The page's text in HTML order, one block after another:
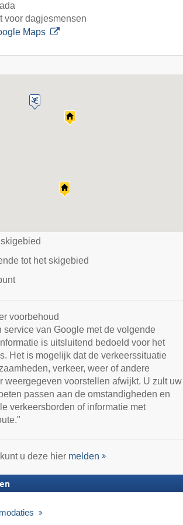
voor dagjesmensen
Maps
tot het skigebied
voorbehoud
service van Google met de volgende
is uitsluitend bedoeld voor het
Het is mogelijk dat de verkeerssituatie
verkeer, weer of andere
weergegeven voorstellen afwijkt. U zult uw
passen aan de omstandigheden en
verkeersborden of informatie met
u deze hier melden